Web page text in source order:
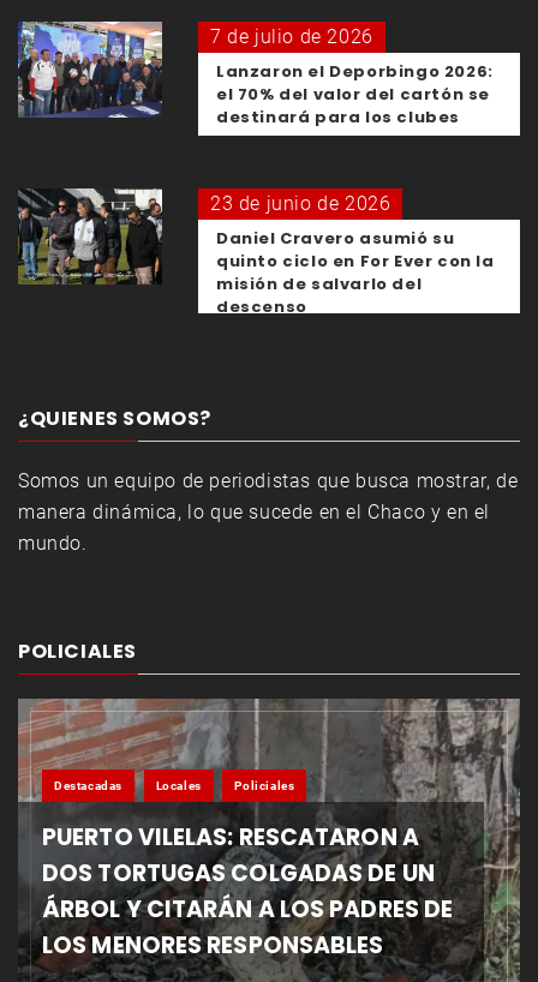
7 de julio de 2026
Lanzaron el Deporbingo 2026:
el 70% del valor del cartón se
destinará para los clubes
23 de junio de 2026
Daniel Cravero asumió su
quinto ciclo en For Ever con la
misión de salvarlo del
descenso
¿QUIENES SOMOS?
Somos un equipo de periodistas que busca mostrar, de
manera dinámica, lo que sucede en el Chaco y en el
mundo.
POLICIALES
Destacadas Locales Policiales
PUERTO VILELAS: RESCATARON A
DOS TORTUGAS COLGADAS DE UN
ÁRBOL Y CITARÁN A LOS PADRES DE
LOS MENORES RESPONSABLES